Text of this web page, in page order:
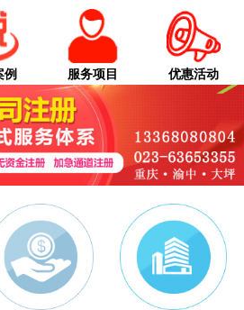
例 服务项目 优惠活动